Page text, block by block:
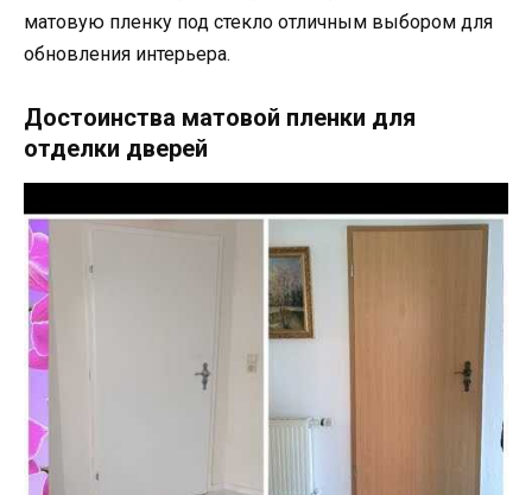
матовую пленку под стекло отличным выбором для
обновления интерьера.
Достоинства матовой пленки для
отделки дверей